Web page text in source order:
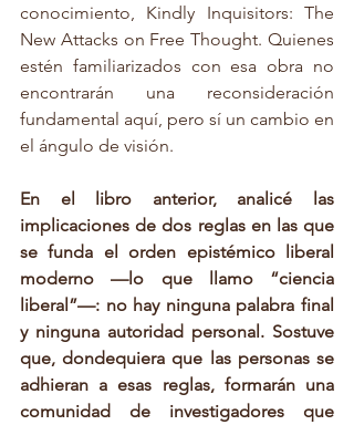
conocimiento, Kindly Inquisitors: The
New Attacks on Free Thought. Quienes
estén familiarizados con esa obra no
encontrarán una reconsideración
fundamental aquí, pero sí un cambio en
el ángulo de visión.
En el libro anterior, analicé las
implicaciones de dos reglas en las que
se funda el orden epistémico liberal
moderno —lo que llamo “ciencia
liberal”—: no hay ninguna palabra final
y ninguna autoridad personal. Sostuve
que, dondequiera que las personas se
adhieran a esas reglas, formarán una
comunidad de investigadores que